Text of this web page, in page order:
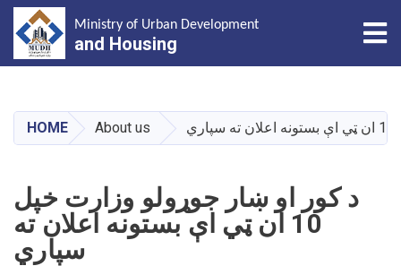
main
content
Ministry of Urban Development
and Housing
HOME About us
د کور او ښار جوړولو وزارت خپل
10 ان ټي اې بستونه اعلان ته
سپاري